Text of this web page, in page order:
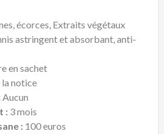
écorces, Extraits végétaux
astringent et absorbant, anti-
en sachet
la notice
Aucun
: 3 mois
: 100 euros